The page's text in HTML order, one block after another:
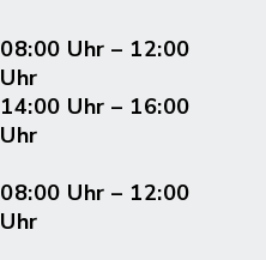
08:00 Uhr – 12:00
Uhr
14:00 Uhr – 16:00
Uhr
08:00 Uhr – 12:00
Uhr